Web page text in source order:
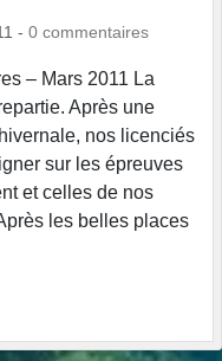
- 0 commentaires
– Mars 2011 La
Après une
nos licenciés
sur les épreuves
et celles de nos
les belles places